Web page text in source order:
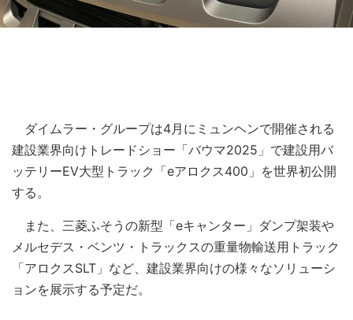
ダイムラー・グループは4月にミュンヘンで開催される
建設業界向けトレードショー「バウマ2025」で建設用バ
ッテリーEV大型トラック「eアロクス400」を世界初公開
する。
また、三菱ふそうの新型「eキャンター」ダンプ架装や
メルセデス・ベンツ・トラックスの重量物輸送用トラック
「アロクスSLT」など、建設業界向けの様々なソリューシ
ョンを展示する予定だ。